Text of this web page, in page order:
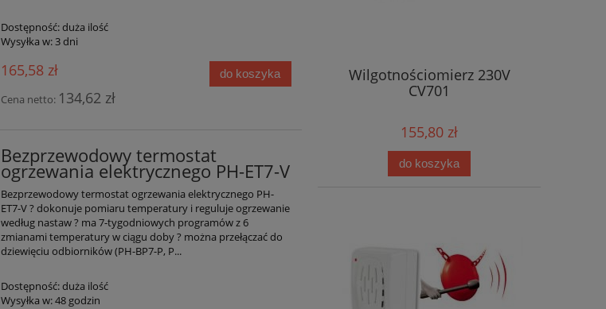
Dostępność:duża ilość
Wysyłka w:3 dni
165,58 zł
Cena netto: 134,62 zł
do koszyka
Bezprzewodowy termostat
ogrzewania elektrycznego PH-ET7-V
Bezprzewodowy termostat ogrzewania elektrycznego PH-
ET7-V ? dokonuje pomiaru temperatury i reguluje ogrzewanie
według nastaw ? ma 7-tygodniowych programów z 6
zmianami temperatury w ciągu doby ? można przełączać do
dziewięciu odbiorników (PH-BP7-P, P...
Dostępność:duża ilość
Wysyłka w:48 godzin
Wilgotnościomierz 230V
CV701
155,80 zł
do koszyka